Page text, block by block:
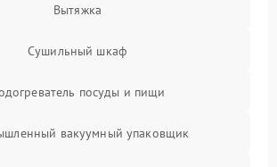
Вытяжка
Сушильный шкаф
посуды и пищи
вакуумный упаковщик